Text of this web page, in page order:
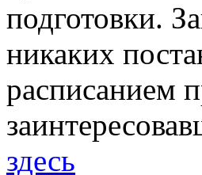
подготовки.
никаких
расписанием
здесь